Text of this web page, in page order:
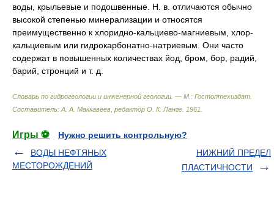
воды, крыльевые и подошвенные. Н. в. отличаются обычно
высокой степенью минерализации и относятся
преимущественно к хлоридно-кальциево-магниевым, хлор-
кальциевым или гидрокарбонатно-натриевым. Они часто
содержат в повышенных количествах йод, бром, бор, радий,
барий, стронций и т. д.
Словарь по гидрогеологии и инженерной геологии. — М.: Гостоптехиздат
Составитель: А. А. Маккавеев, редактор О. К. Ланге 1961
Игры ⚽
Нужно решить контрольную?
ВОДЫ НЕФТЯНЫХ
МЕСТОРОЖДЕНИЙ
НИЖНИЙ ПРЕДЕЛ
ПЛАСТИЧНОСТИ